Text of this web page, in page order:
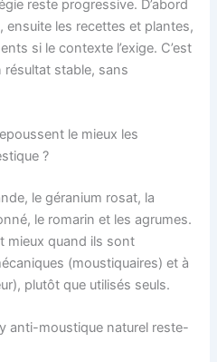
reste progressive. D’abord
ensuite les recettes et plantes,
si le contexte l’exige. C’est
stable, sans
le mieux les
?
le géranium rosat, la
le romarin et les agrumes.
mieux quand ils sont
(moustiquaires) et à
plutôt que utilisés seuls.
anti-moustique naturel reste-